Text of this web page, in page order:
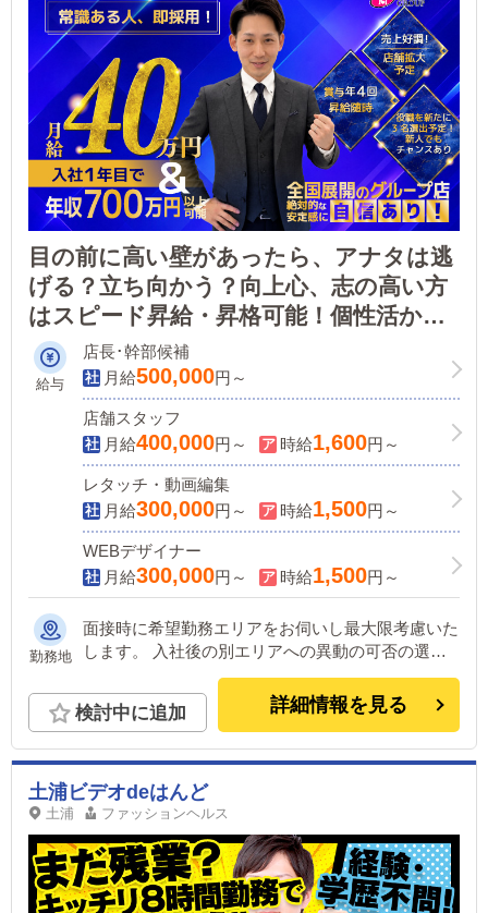
目の前に高い壁があったら、アナタは逃
げる？立ち向かう？向上心、志の高い方
はスピード昇給・昇格可能！個性活かし
たスタッフが活躍中！【平均年収873万
円】稼ぎたいならココ！異業種からの転
職者増えてます！
給与
店長･幹部候補
月給500,000円～
店舗スタッフ
月給400,000円～ 時給1,600円～
レタッチ・動画編集
月給300,000円～ 時給1,500円～
WEBデザイナー
月給300,000円～ 時給1,500円～
勤務地
面接時に希望勤務エリアをお伺いし最大限考慮いた
します。 入社後の別エリアへの異動の可否の選択
可能です。(変更は随時可能) ＜下記いずれかの店舗
に配属＞ ■東京 五反田：五反田駅から徒歩2分 池
袋：池袋駅西口から徒歩2分 吉原：三ノ輪駅から徒
茨城 水戸：水戸駅からバス5分 ■福岡 福岡：中洲川
端駅から徒歩8分 ■北海道 札幌：すすきの駅から徒
歩5分 ■中国・四国 鳥取：米子市皆生温泉観光セン
ターから徒歩4分 ＼オトコの出稼ぎキャンペーン実
施中!!／ ⇒1年勤務480万円＋目標達成報奨金100万
円☆※今だけ限定引越し代も当社負担！！！ ■愛媛
松山市：道後温泉 他にも続々出店予定。 遠方から
検討中に追加 詳細情報を見る
土浦ビデオdeはんど
土浦 ファッションヘルス